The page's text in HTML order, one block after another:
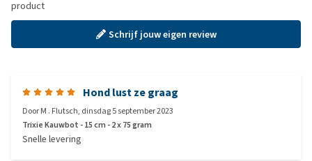
product
Schrijf jouw eigen review
Hond lust ze graag
DoorM . Flutsch, dinsdag 5 september 2023
Trixie Kauwbot - 15 cm - 2 x 75 gram
Snelle levering